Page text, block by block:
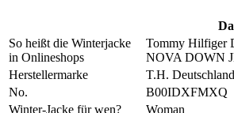
So heißt die Winterjacke
in Onlineshops
Tommy Hilfiger
NOVA DOWN
Herstellermarke
T.H.
No.
B00IDXFMXQ
Winter-Jacke für wen?
Woman